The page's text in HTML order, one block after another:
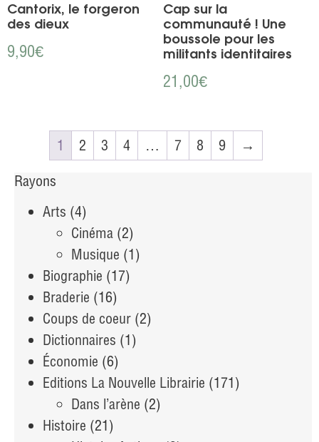
Cantorix, le forgeron
des dieux
9,90€
Cap sur la
communauté ! Une
boussole pour les
militants identitaires
21,00€
1 2 3 4 … 7 8 9
→
Rayons
Arts (4)
Cinéma (2)
Musique (1)
Biographie (17)
Braderie (16)
Coups de coeur (2)
Dictionnaires (1)
Économie (6)
Editions La Nouvelle Librairie (171)
Dans l’arène (2)
Histoire (21)